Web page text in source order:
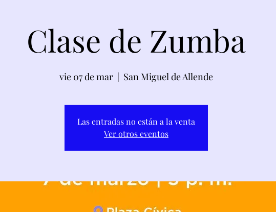
Clase de Zumba
vie 07 de mar
  |
San Miguel de Allende
Las entradas no están a la venta
Ver otros eventos